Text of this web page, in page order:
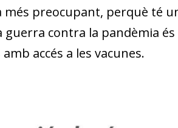
més preocupant, perquè té
guerra contra la pandèmia
accés a les vacunes.